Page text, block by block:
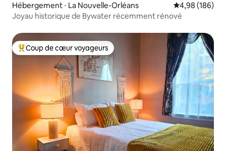
Hébergement ⋅ La Nouvelle-Orléans Évaluation
4,98 (186)
Joyau historique de Bywater récemment rénové
Coups de cœur voyageurs les plus appréciés
Coup de cœur voyageurs